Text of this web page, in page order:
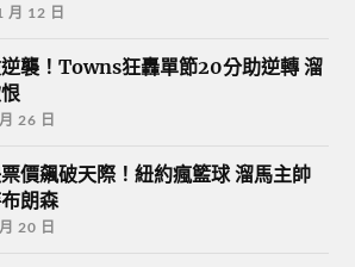
月 12 日
襲！Towns狂轟單節20分助逆轉 溜
26 日
價飆破天際！紐約瘋籃球 溜馬主帥
朗森
20 日